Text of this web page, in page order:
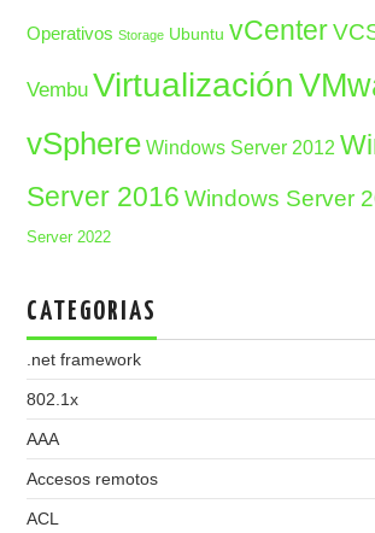
Operativos Storage Ubuntu vCenter
Vembu Virtualización
vSphere Windows Server 2012
Server 2016 Windows Server
Server 2022
CATEGORIAS
.net framework
802.1x
AAA
Accesos remotos
ACL